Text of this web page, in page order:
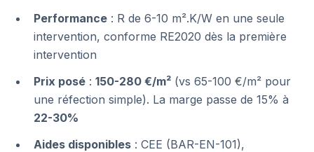
Performance : R de 6-10 m².K/W en une seule
intervention, conforme RE2020 dès la première
intervention
Prix posé : 150-280 €/m² (vs 65-100 €/m² pour
une réfection simple). La marge passe de 15% à
22-30%
Aides disponibles : CEE (BAR-EN-101),